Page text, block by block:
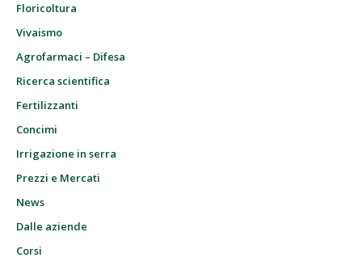
Floricoltura
Vivaismo
Agrofarmaci – Difesa
Ricerca scientifica
Fertilizzanti
Concimi
Irrigazione in serra
Prezzi e Mercati
News
Dalle aziende
Corsi